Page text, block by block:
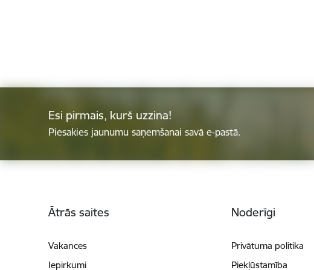
Esi pirmais, kurš uzzina!
Piesakies jaunumu saņemšanai savā e-pastā.
Ātrās saites
Vakances
Iepirkumi
Noderīgi
Privātuma politika
Piekļūstamība